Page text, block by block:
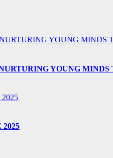
YOUNG
2025